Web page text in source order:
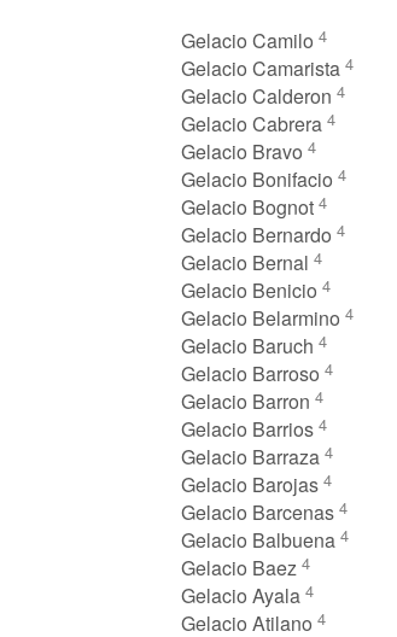
Gelacio Camilo4
Gelacio Camarista4
Gelacio Calderon4
Gelacio Cabrera4
Gelacio Bravo4
Gelacio Bonifacio4
Gelacio Bognot4
Gelacio Bernardo4
Gelacio Bernal4
Gelacio Benicio4
Gelacio Belarmino4
Gelacio Baruch4
Gelacio Barroso4
Gelacio Barron4
Gelacio Barrios4
Gelacio Barraza4
Gelacio Barojas4
Gelacio Barcenas4
Gelacio Balbuena4
Gelacio Baez4
Gelacio Ayala4
Gelacio Atilano4